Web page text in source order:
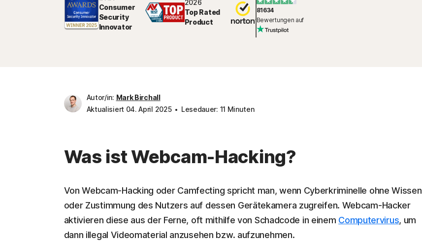
Consumer
Security
Innovator
2026
Top Rated
Product
81634
Bewertungen auf
Autor/in: Mark Birchall
Aktualisiert 04. April 2025
Lesedauer: 11 Minuten
Was ist Webcam-Hacking?
Von Webcam-Hacking oder Camfecting spricht man, wenn Cyberkriminelle ohne Wissen
oder Zustimmung des Nutzers auf dessen Gerätekamera zugreifen. Webcam-Hacker
aktivieren diese aus der Ferne, oft mithilfe von Schadcode in einem Computervirus, um
dann illegal Videomaterial anzusehen bzw. aufzunehmen.